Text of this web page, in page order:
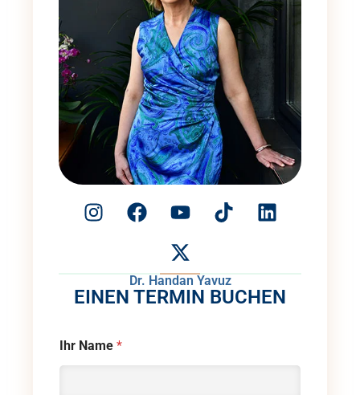
Dr. Handan Yavuz
EINEN TERMIN BUCHEN
Ihr Name *